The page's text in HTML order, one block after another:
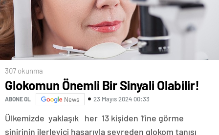
307 okunma
Glokomun Önemli Bir Sinyali Olabilir!
ABONE OL News 23 Mayıs 2024 00:33
Ülkemizde yaklaşık her 13 kişiden 1’ine görme
sinirinin ilerleyici hasarıyla seyreden glokom tanısı